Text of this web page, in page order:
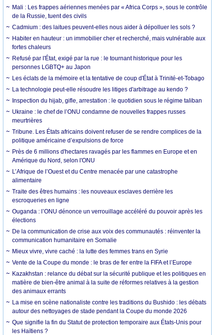
Mali : Les frappes aériennes menées par « Africa Corps », sous le contrôle
de la Russie, tuent des civils
Cadmium : des laitues peuvent-elles nous aider à dépolluer les sols ?
Habiter en hauteur : un immobilier cher et recherché, mais vulnérable aux
fortes chaleurs
Refusé par l'État, exigé par la rue : le tournant historique pour les
personnes LGBTQ+ au Japon
Les éclats de la mémoire et la tentative de coup d'État à Trinité-et-Tobago
La technologie peut-elle résoudre les litiges d'arbitrage au kendo ?
Inspection du hijab, gifle, arrestation : le quotidien sous le régime taliban
Ukraine : le chef de l’ONU condamne de nouvelles frappes russes
meurtrières
Tribune. Les États africains doivent refuser de se rendre complices de la
politique américaine d’expulsions de force
Près de 6 millions d'hectares ravagés par les flammes en Europe et en
Amérique du Nord, selon l'ONU
L’Afrique de l’Ouest et du Centre menacée par une catastrophe
alimentaire
Traite des êtres humains : les nouveaux esclaves derrière les
escroqueries en ligne
Ouganda : l’ONU dénonce un verrouillage accéléré du pouvoir après les
élections
De la communication de crise aux voix des communautés : réinventer la
communication humanitaire en Somalie
Mieux vivre, vivre caché : la lutte des femmes trans en Syrie
Vente de la Coupe du monde : le bras de fer entre la FIFA et l’Europe
Kazakhstan : relance du débat sur la sécurité publique et les politiques en
matière de bien-être animal à la suite de réformes relatives à la gestion
des animaux errants
La mise en scène nationaliste contre les traditions du Bushido : les débats
autour des nettoyages de stade pendant la Coupe du monde 2026
Que signifie la fin du Statut de protection temporaire aux États-Unis pour
les Haïtiens ?